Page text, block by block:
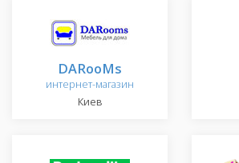
DARooMs
интернет-магазин
Киев